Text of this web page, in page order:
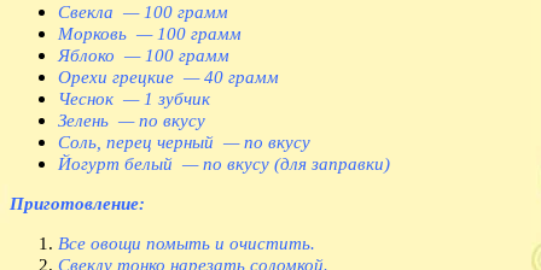
Свекла — 100 грамм
Морковь — 100 грамм
Яблоко — 100 грамм
Орехи грецкие — 40 грамм
Чеснок — 1 зубчик
Зелень — по вкусу
Соль, перец черный — по вкусу
Йогурт белый — по вкусу (для заправки)
Приготовление:
Все овощи помыть и очистить.
Свеклу тонко нарезать соломкой.